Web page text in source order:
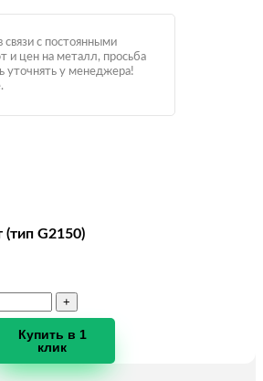
с постоянными
и цен на металл, просьба
уточнять у менеджера!
(тип G2150)
Купить в 1
клик